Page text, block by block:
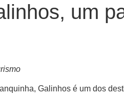
um
Galinhos é um dos